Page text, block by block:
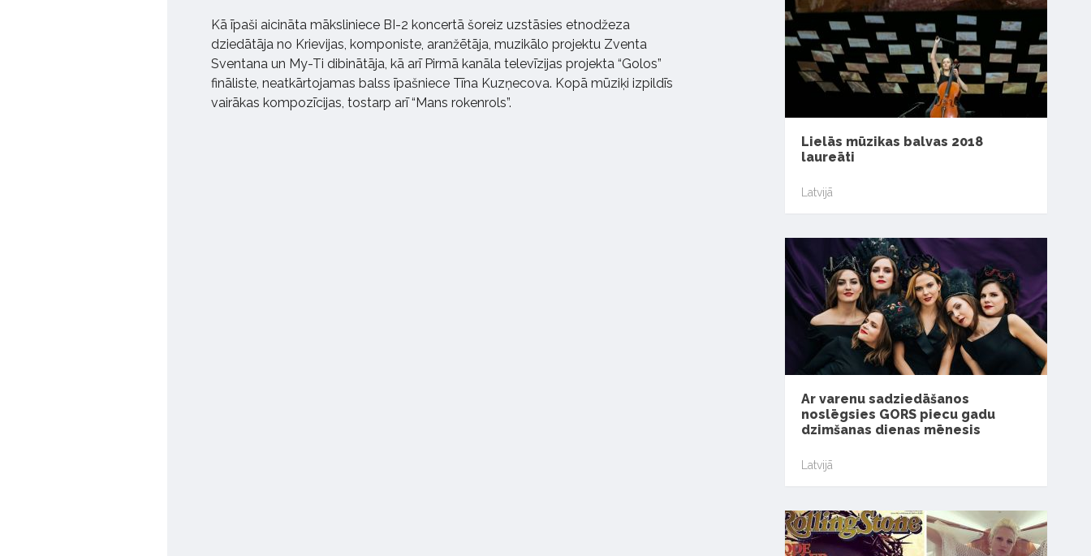
Kā īpaši aicināta māksliniece BI-2 koncertā šoreiz uzstāsies etnodžeza
dziedātāja no Krievijas, komponiste, aranžētāja, muzikālo projektu Zventa
Sventana un My-Ti dibinātāja, kā arī Pirmā kanāla televīzijas projekta “Golos”
fināliste, neatkārtojamas balss īpašniece Tīna Kuzņecova. Kopā mūziķi izpildīs
vairākas kompozīcijas, tostarp arī “Mans rokenrols”.
Lielās mūzikas balvas 2018
laureāti
Latvijā
Ar varenu sadziedāšanos
noslēgsies GORS piecu gadu
dzimšanas dienas mēnesis
Latvijā